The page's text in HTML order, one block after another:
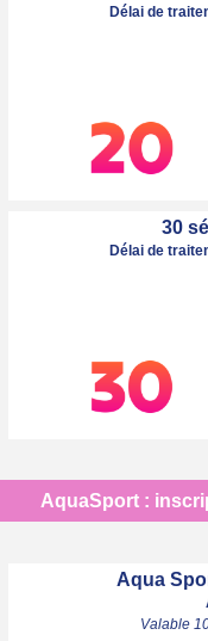
Délai de
30
Délai de
AquaSport :
Aqua
Valable